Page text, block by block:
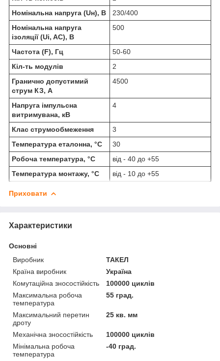
Номінальна напруга (Uн), В
230/400
Номінальна напруга
ізоляції (Ui, AC), В
500
Частота (F), Гц
50-60
Кіл-ть модулів
2
Гранично допустимий
струм КЗ, А
4500
Напруга імпульсна
витримувана, кВ
4
Клас струмообмеження
3
Температура еталонна, °C
30
Робоча температура, °C
від - 40 до +55
Температура монтажу, °C
від - 10 до +55
Приховати
Характеристики
Основні
Виробник
ТАКЕЛ
Країна виробник
Україна
Комутаційна зносостійкість
100000 циклів
Максимальна робоча
температура
55 град.
Максимальний перетин
дроту
25 кв. мм
Механічна зносостійкість
100000 циклів
Мінімальна робоча
температура
-40 град.